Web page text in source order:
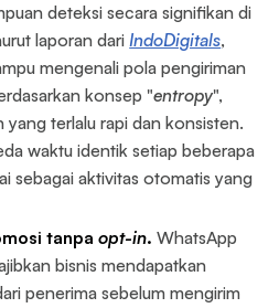
deteksi secara signifikan di
laporan dariIndoDigitals,
mengenali pola pengiriman
konsep "entropy",
yang terlalu rapi dan konsisten.
waktu identik setiap beberapa
sebagai aktivitas otomatis yang
tanpaopt-in.WhatsApp
bisnis mendapatkan
penerima sebelum mengirim